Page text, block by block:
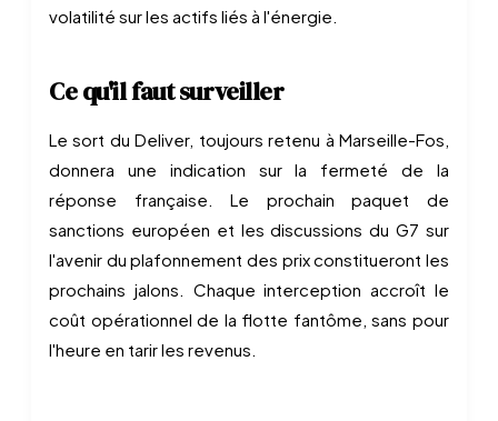
volatilité sur les actifs liés à l'énergie.
Ce qu'il faut surveiller
Le sort du Deliver, toujours retenu à Marseille-Fos,
donnera une indication sur la fermeté de la
réponse française. Le prochain paquet de
sanctions européen et les discussions du G7 sur
l'avenir du plafonnement des prix constitueront les
prochains jalons. Chaque interception accroît le
coût opérationnel de la flotte fantôme, sans pour
l'heure en tarir les revenus.